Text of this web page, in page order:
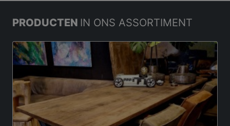
PRODUCTEN IN ONS ASSORTIMENT